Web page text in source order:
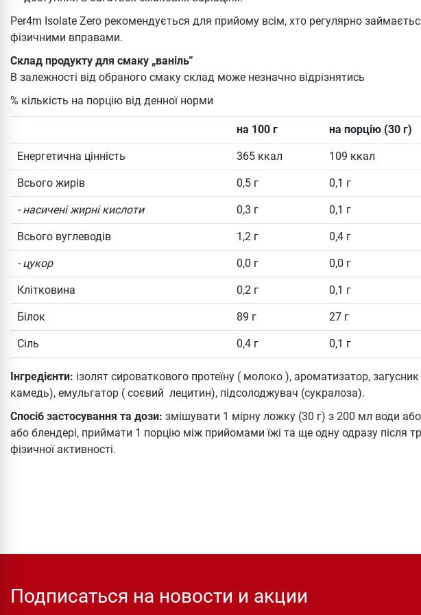
Per4m Isolate Zero рекомендується для прийому всім, хто регулярно
фізичними вправами.
Склад продукту для смаку „ваніль”
В залежності від обраного смаку склад може незначно відрізнятись
% кількість на порцію від денної норми
на 100 г на порцію (30 г)
Енергетична цінність 365 ккал 109 ккал
Всього жирів 0,5 г 0,1 г
- насичені жирні кислоти 0,3 г 0,1 г
Всього вуглеводів 1,2 г 0,4 г
- цукор 0,0 г 0,0 г
Клітковина 0,2 г 0,1 г
Білок 89 г 27 г
Сіль 0,4 г 0,1 г
Інгредієнти: ізолят сироваткового протеїну ( молоко ), ароматизатор,
камедь), емульгатор ( соєвий лецитин), підсолоджувач (сукралоза).
Спосіб застосування та дози: змішувати 1 мірну ложку (30 г) з 200 мл води
або блендері, приймати 1 порцію між прийомами їжі та ще одну одразу після
фізичної активності.
Подписаться на новости и акции